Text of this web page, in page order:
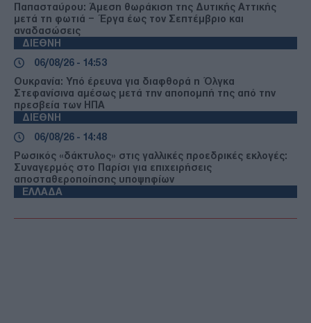
Παπασταύρου: Άμεση θωράκιση της Δυτικής Αττικής
μετά τη φωτιά – Έργα έως τον Σεπτέμβριο και
αναδασώσεις
ΔΙΕΘΝΗ
06/08/26 - 14:53
Ουκρανία: Υπό έρευνα για διαφθορά η Όλγκα
Στεφανίσινα αμέσως μετά την αποπομπή της από την
πρεσβεία των ΗΠΑ
ΔΙΕΘΝΗ
06/08/26 - 14:48
Ρωσικός «δάκτυλος» στις γαλλικές προεδρικές εκλογές:
Συναγερμός στο Παρίσι για επιχειρήσεις
αποσταθεροποίησης υποψηφίων
ΕΛΛΑΔΑ